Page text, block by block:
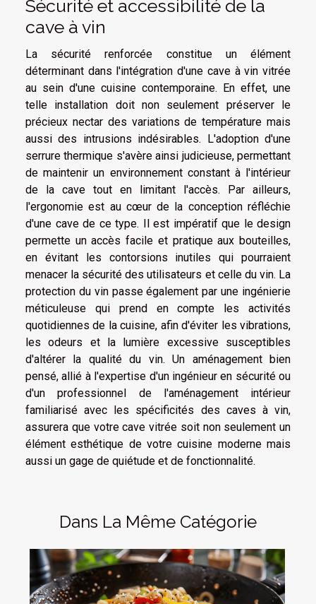
Sécurité et accessibilité de la
cave à vin
La sécurité renforcée constitue un élément
déterminant dans l'intégration d'une cave à vin vitrée
au sein d'une cuisine contemporaine. En effet, une
telle installation doit non seulement préserver le
précieux nectar des variations de température mais
aussi des intrusions indésirables. L'adoption d'une
serrure thermique s'avère ainsi judicieuse, permettant
de maintenir un environnement constant à l'intérieur
de la cave tout en limitant l'accès. Par ailleurs,
l'ergonomie est au cœur de la conception réfléchie
d'une cave de ce type. Il est impératif que le design
permette un accès facile et pratique aux bouteilles,
en évitant les contorsions inutiles qui pourraient
menacer la sécurité des utilisateurs et celle du vin. La
protection du vin passe également par une ingénierie
méticuleuse qui prend en compte les activités
quotidiennes de la cuisine, afin d'éviter les vibrations,
les odeurs et la lumière excessive susceptibles
d'altérer la qualité du vin. Un aménagement bien
pensé, allié à l'expertise d'un ingénieur en sécurité ou
d'un professionnel de l'aménagement intérieur
familiarisé avec les spécificités des caves à vin,
assurera que votre cave vitrée soit non seulement un
élément esthétique de votre cuisine moderne mais
aussi un gage de quiétude et de fonctionnalité.
Dans La Même Catégorie